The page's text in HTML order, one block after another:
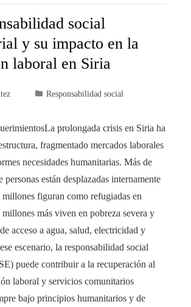
social
y su impacto en la
laboral en Siria
Responsabilidad social
prolongada crisis en Siria ha
fragmentado mercados laborales
necesidades humanitarias. Más de
personas están desplazadas internamente
figuran como refugiadas en
millones más viven en pobreza severa y
acceso a agua, salud, electricidad y
escenario, la responsabilidad social
puede contribuir a la recuperación al
laboral y servicios comunitarios
bajo principios humanitarios y de